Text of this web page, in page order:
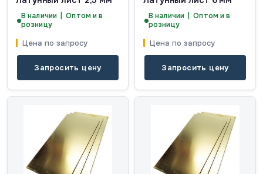
В наличии | Оптом и в
розницу
Цена по запросу
Запросить цену
В наличии | Оптом и в
розницу
Цена по запросу
Запросить цену